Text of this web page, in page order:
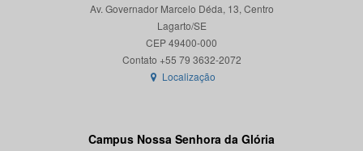
Av. Governador Marcelo Déda, 13, Centro
Lagarto/SE
CEP 49400-000
Localização
Campus Nossa Senhora da Glória